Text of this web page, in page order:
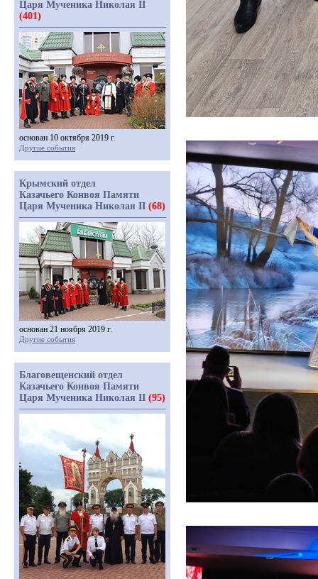
Царя Мученика Николая II
(401)
основан 10 октября 2019 г.
Другие события
Крымский отдел
Казачьего Конвоя Памяти
Царя Мученика Николая II (68)
основан 21 ноября 2019 г.
Другие события
Благовещенский отдел
Казачьего Конвоя Памяти
Царя Мученика Николая II (95)